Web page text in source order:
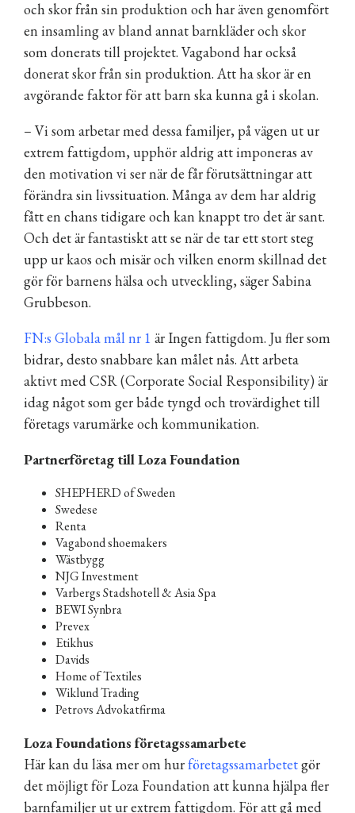
och skor från sin produktion och har även genomfört
en insamling av bland annat barnkläder och skor
som donerats till projektet. Vagabond har också
donerat skor från sin produktion. Att ha skor är en
avgörande faktor för att barn ska kunna gå i skolan.
– Vi som arbetar med dessa familjer, på vägen ut ur
extrem fattigdom, upphör aldrig att imponeras av
den motivation vi ser när de får förutsättningar att
förändra sin livssituation. Många av dem har aldrig
fått en chans tidigare och kan knappt tro det är sant.
Och det är fantastiskt att se när de tar ett stort steg
upp ur kaos och misär och vilken enorm skillnad det
gör för barnens hälsa och utveckling, säger Sabina
Grubbeson.
FN:s Globala mål nr 1 är Ingen fattigdom. Ju fler som
bidrar, desto snabbare kan målet nås. Att arbeta
aktivt med CSR (Corporate Social Responsibility) är
idag något som ger både tyngd och trovärdighet till
företags varumärke och kommunikation.
Partnerföretag till Loza Foundation
SHEPHERD of Sweden
Swedese
Renta
Vagabond shoemakers
Wästbygg
NJG Investment
Varbergs Stadshotell & Asia Spa
BEWI Synbra
Prevex
Etikhus
Davids
Home of Textiles
Wiklund Trading
Petrovs Advokatfirma
Loza Foundations företagssamarbete
Här kan du läsa mer om hurföretagssamarbetetgör
det möjligt för Loza Foundation att kunna hjälpa fler
barnfamiljer ut ur extrem fattigdom. För att gå med